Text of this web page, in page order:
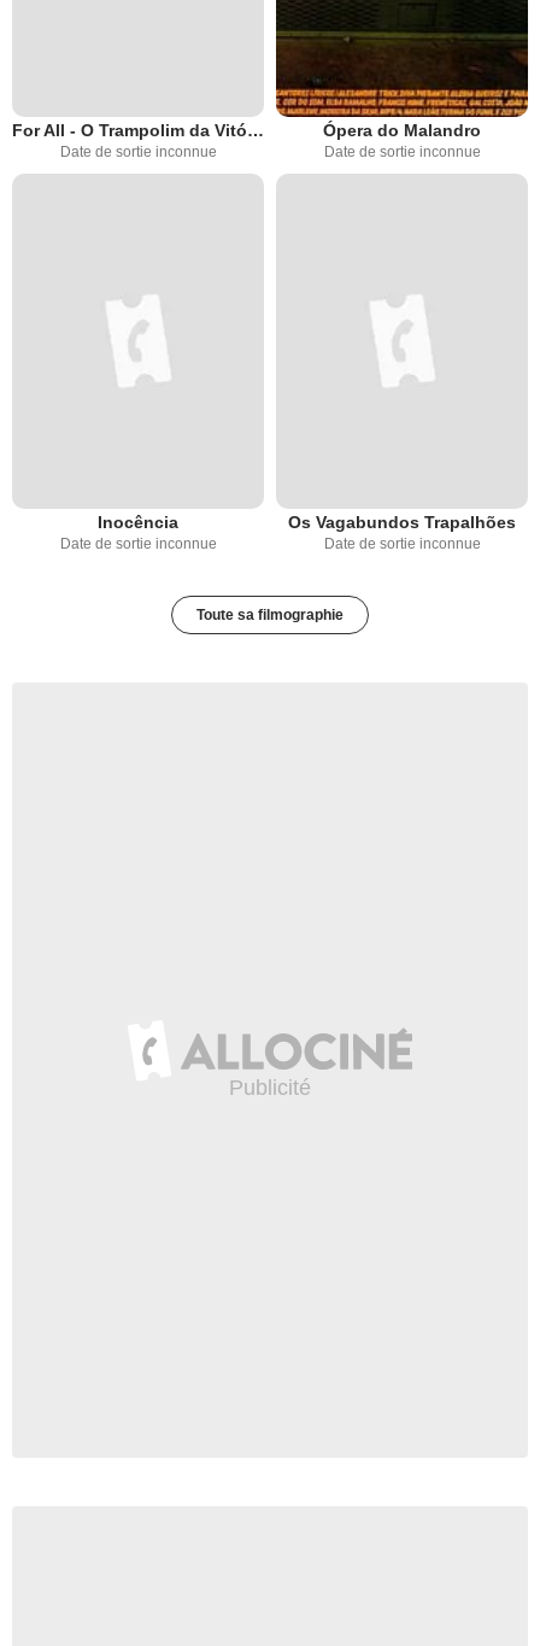
For All - O Trampolim da Vitória
Date de sortie inconnue
Ópera do Malandro
Date de sortie inconnue
Inocência
Date de sortie inconnue
Os Vagabundos Trapalhões
Date de sortie inconnue
Toute sa filmographie